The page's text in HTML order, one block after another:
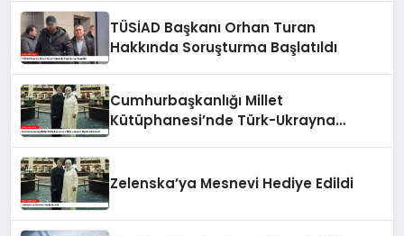
TÜSİAD Başkanı Orhan Turan
Hakkında Soruşturma Başlatıldı
Cumhurbaşkanlığı Millet
Kütüphanesi’nde Türk-Ukrayna
Zelenska’ya Mesnevi Hediye Edildi